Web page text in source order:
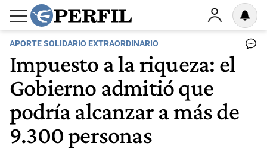
APORTE SOLIDARIO EXTRAORDINARIO
Impuesto a la riqueza: el
Gobierno admitió que
podría alcanzar a más de
9.300 personas